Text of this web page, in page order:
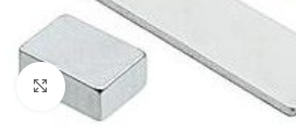
Нажмите, чтобы увеличить